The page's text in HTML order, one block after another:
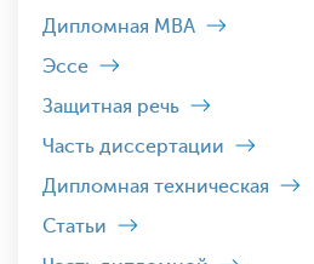
Дипломная MBA
Эссе
Защитная речь
Часть диссертации
Дипломная техническая
Статьи